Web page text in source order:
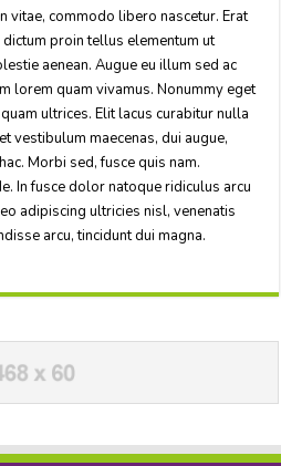
vitae, commodo libero nascetur. Erat
proin tellus elementum ut
aenean. Augue eu illum sed ac
lorem quam vivamus. Nonummy eget
ultrices. Elit lacus curabitur nulla
vestibulum maecenas, dui augue,
Morbi sed, fusce quis nam.
In fusce dolor natoque ridiculus arcu
adipiscing ultricies nisl, venenatis
arcu, tincidunt dui magna.